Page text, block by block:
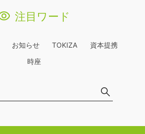
注目ワード
お知らせ TOKIZA
資本提携
時座